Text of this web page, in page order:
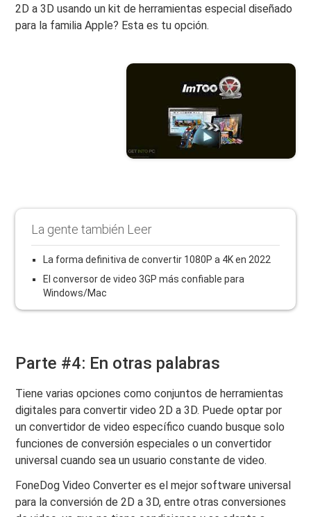
2D a 3D usando un kit de herramientas especial diseñado
para la familia Apple? Esta es tu opción.
La gente también Leer
La forma definitiva de convertir 1080P a 4K en 2022
El conversor de video 3GP más confiable para
Windows/Mac
Parte #4: En otras palabras
Tiene varias opciones como conjuntos de herramientas
digitales para convertir video 2D a 3D. Puede optar por
un convertidor de video específico cuando busque solo
funciones de conversión especiales o un convertidor
universal cuando sea un usuario constante de video.
FoneDog Video Converter es el mejor software universal
para la conversión de 2D a 3D, entre otras conversiones